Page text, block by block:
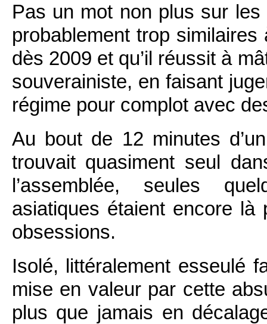
Pas un mot non plus sur
probablement trop
dès 2009 et qu’il réussit à
souverainiste, en faisant
régime pour complot avec
Au bout de 12 minutes
trouvait quasiment seul
l’assemblée, seules
asiatiques étaient encore
obsessions.
Isolé, littéralement esseulé
mise en valeur par cette
plus que jamais en